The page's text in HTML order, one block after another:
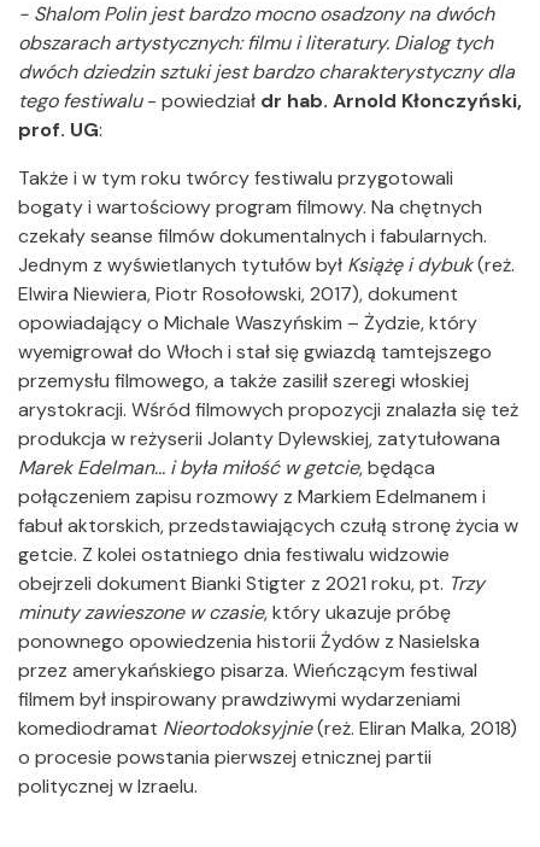
- Shalom Polin jest bardzo mocno osadzony na dwóch
obszarach artystycznych: filmu i literatury. Dialog tych
dwóch dziedzin sztuki jest bardzo charakterystyczny dla
tego festiwalu- powiedział dr hab. Arnold Kłonczyński,
prof. UG:
Także i w tym roku twórcy festiwalu przygotowali
bogaty i wartościowy program filmowy. Na chętnych
czekały seanse filmów dokumentalnych i fabularnych.
Jednym z wyświetlanych tytułów był Książę i dybuk(reż.
Elwira Niewiera, Piotr Rosołowski, 2017), dokument
opowiadający o Michale Waszyńskim – Żydzie, który
wyemigrował do Włoch i stał się gwiazdą tamtejszego
przemysłu filmowego, a także zasilił szeregi włoskiej
arystokracji. Wśród filmowych propozycji znalazła się też
produkcja w reżyserii Jolanty Dylewskiej, zatytułowana
Marek Edelman... i była miłość w getcie, będąca
połączeniem zapisu rozmowy z Markiem Edelmanem i
fabuł aktorskich, przedstawiających czułą stronę życia w
getcie. Z kolei ostatniego dnia festiwalu widzowie
obejrzeli dokument Bianki Stigter z 2021 roku, pt. Trzy
minuty zawieszone w czasie, który ukazuje próbę
ponownego opowiedzenia historii Żydów z Nasielska
przez amerykańskiego pisarza. Wieńczącym festiwal
filmem był inspirowany prawdziwymi wydarzeniami
komediodramat Nieortodoksyjnie(reż. Eliran Malka, 2018)
o procesie powstania pierwszej etnicznej partii
politycznej w Izraelu.